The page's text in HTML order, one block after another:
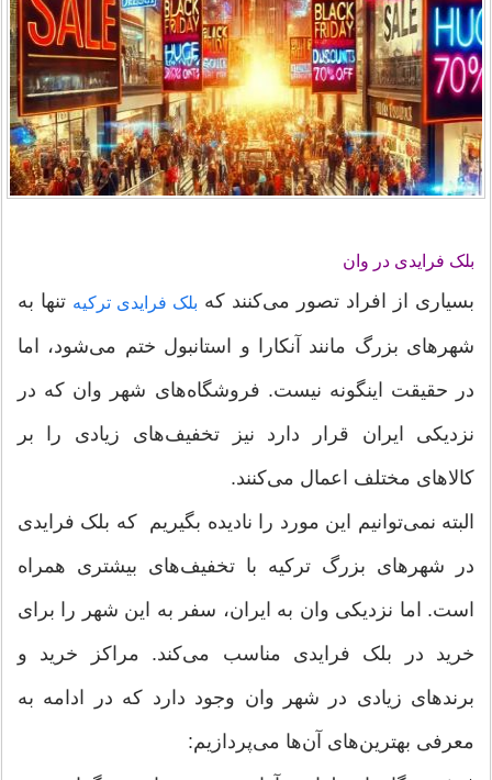
بلک فرایدی در وان
بسیاری از افراد تصور می‌کنند که بلک فرایدی ترکیه تنها به
شهرهای بزرگ مانند آنکارا و استانبول ختم می‌شود، اما
در حقیقت اینگونه نیست. فروشگاه‌های شهر وان که در
نزدیکی ایران قرار دارد نیز تخفیف‌های زیادی را بر
کالاهای مختلف اعمال می‌کنند.
البته نمی‌توانیم این مورد را نادیده بگیریم که بلک فرایدی
در شهرهای بزرگ ترکیه با تخفیف‌های بیشتری همراه
است. اما نزدیکی وان به ایران، سفر به این شهر را برای
خرید در بلک فرایدی مناسب می‌کند. مراکز خرید و
برندهای زیادی در شهر وان وجود دارد که در ادامه به
معرفی بهترین‌های آن‌ها می‌پردازیم: